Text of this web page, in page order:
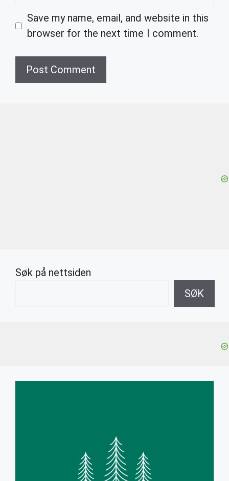
Save my name, email, and website in this
browser for the next time I comment.
Søk på nettsiden
SØK